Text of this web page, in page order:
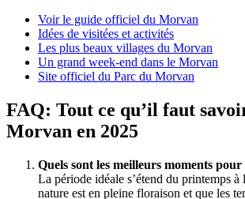
Voir le guide officiel du Morvan
Idées de visitées et activités
Les plus beaux villages du Morvan
Un grand week-end dans le Morvan
Site officiel du Parc du Morvan
FAQ: Tout ce qu’il faut
Morvan en 2025
Quels sont les meilleurs moments
La période idéale s’étend du printemps à
nature est en pleine floraison et que les